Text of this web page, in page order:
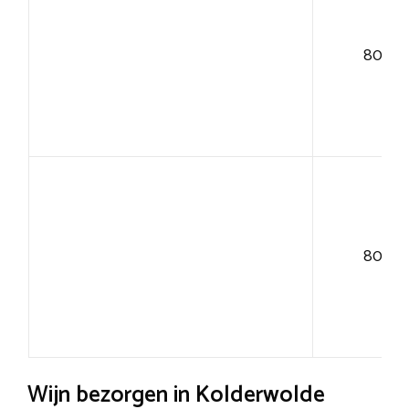
80+
80+
Wijn bezorgen in Kolderwolde